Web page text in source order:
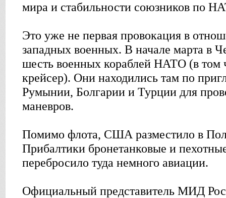
мира и стабильности союзников по
Это уже не первая провокация в
западных военных. В начале марта в
шесть военных кораблей НАТО (в том
крейсер). Они находились там по
Румынии, Болгарии и Турции для
маневров.
Помимо флота, США разместило в
Прибалтики бронетанковые и
перебросило туда немного авиации.
Официальный представитель МИД